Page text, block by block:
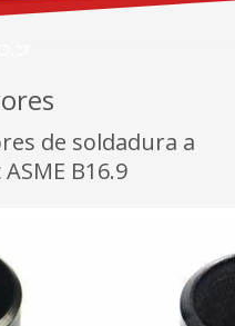
REDUCTOR,
de soldadura a
B16.9